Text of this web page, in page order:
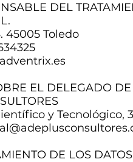
DEL
45005 Toledo
EL DELEGADO
y Tecnológico,
DE LOS